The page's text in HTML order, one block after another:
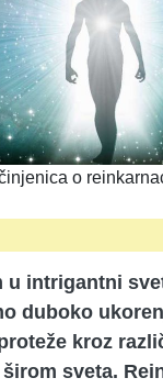
o
u intrigantni
duboko
kroz
sveta.